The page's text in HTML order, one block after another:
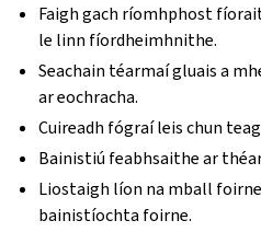
Faigh gach ríomhphost
le linn fíordheimhnithe.
Seachain téarmaí gluais a
ar eochracha.
Cuireadh fógraí leis chun
Bainistiú feabhsaithe ar
Liostaigh líon na mball
bainistíochta foirne.